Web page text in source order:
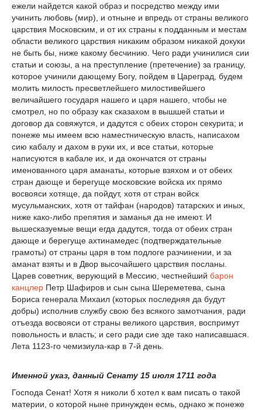
ежели найдется какой образ и посредство между ими
учинить любовь (мир), и отныне и впредь от страны великого
царствия Московским, и от их страны к подданным и местам
области великого царствия никаким образом никакой докуки
не быть бы, ниже какому бесчинию. Чего ради учинилися сии
статьи и союзы, а на преступление (претечение) за границу,
которое учинили дающему Богу, пойдем в Цареград, будем
молить милость пресветлейшего милостивейшего
величайшего государя нашего и царя нашего, чтобы не
смотрел, но по образу как сказахом в вышшей статьи и
договор да совяжутся, и дадутся с обеих сторон секурита; и
понеже мы имеем всю наместническую власть, написахом
сию кабалу и дахом в руки их, и все статьи, которые
написуются в кабале их, и да окончатся от страны
именованного царя аманаты, которые взяхом и от обеих
стран дающе и берегуще московские войска их прямо
восвояси хотяще, да пойдут, хотя от стран войск
мусульманских, хотя от тайфан (народов) татарских и иных,
ниже како-либо препятия и заманья да не имеют. И
вышесказуемые вещи егда дадутся, тогда от обеих стран
дающе и берегуще ахтинамедес (подтверждательные
грамоты) от страны царя в том подлоге разчинении, и за
аманат взяты и в Двор высочайшего царствия посланы.
Царев советник, верующий в Мессию, честнейший барон
канцлер Петр Шафиров и сын сына Шереметева, сына
Бориса генерала Михаил (которых последняя да будут
добры) исполнив службу свою без всякого замотчания, ради
отъезда восвояси от страны великого царствия, воспримут
повольность и власть; и сего ради сие зде тако написавшася.
Лета 1123-го чемизиула-кар в 7-й день.
Именной указ, данный Сенату 15 июля 1711 года
Господа Сенат! Хотя я николи б хотел к вам писать о такой
материи, о которой ныне принужден есмь, однако ж понеже